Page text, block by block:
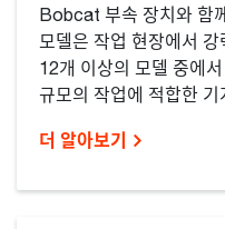
Bobcat 부속 장치와 함
모델은 작업 현장에서
12개 이상의 모델 중에
규모의 작업에 적합한
더 알아보기